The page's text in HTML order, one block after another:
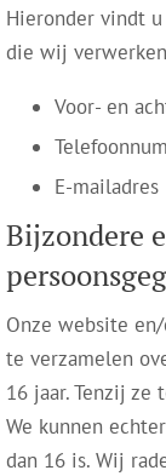
Hieronder vindt
die wij
Voor- en
E-mailadres
Bijzondere
Onze website
te verzamelen
16 jaar. Tenzij ze
We kunnen
dan 16 is. Wij